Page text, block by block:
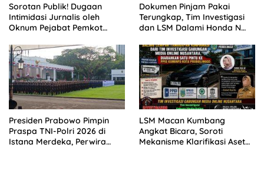
Sorotan Publik! Dugaan
Intimidasi Jurnalis oleh
Oknum Pejabat Pemkot
Dokumen Pinjam Pakai
Terungkap, Tim Investigasi
dan LSM Dalami Honda N
Probolinggo
Presiden Prabowo Pimpin
Praspa TNI-Polri 2026 di
Istana Merdeka, Perwira
LSM Macan Kumbang
Angkat Bicara, Soroti
Mekanisme Klarifikasi Aset